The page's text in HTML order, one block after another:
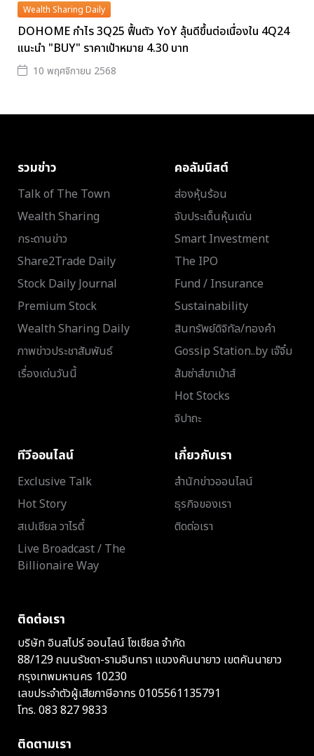
Wealth Sharing Daily
DOHOME กำไร 3Q25 ฟื้นตัว YoY ลุ้นดีขึ้นต่อเนื่องใน 4Q24
แนะนำ "BUY" ราคาเป้าหมาย 4.30 บาท
10 พฤศจิกายน 2568
รวมข่าว
Talk of The Town
Wealth Sharing
กระดานข่าว
Share2Trade Daily
Stock Daily Journal
Premium Stock
Wealth Sharing Daily
ภาพข่าวประชาสัมพันธ์
เรื่องเด่นวันนี้
คอลัมนิสต์
ส่องหุ้นร้อน
จับประเด็นหุ้นเด่น
Smart Investment
The IPO
Fund / Insurance
Sustainability
สินทรัพย์ดิจิทัล/ทองคำ
Gossip Station..by เจ๊จิ๋ม
ส้มซ่าส์ขาเม้าส์
Hot Stocks
จิปาถะ
ทีวีออนไลน์
Exclusive Talk
Hot Story
สเปเชียล วาไรตี้
Live Broadcast / The
Billionaire Way
เกี่ยวกับเรา
สำนักข่าวออนไลน์
ธุรกิจของเรา
ติดต่อเรา
ติดต่อเรา
บริษัท อินสไปร์ ออนไลน์ โซเชียล จำกัด
88/129 ถนนรัชดา-รามอินทรา แขวงคันนายาว เขตคันนายาว
กรุงเทพมหานคร 10230
เลขประจำตัวผู้เสียภาษีอากร 0105561135791
โทร. 083 827 9833
ติดตามเรา